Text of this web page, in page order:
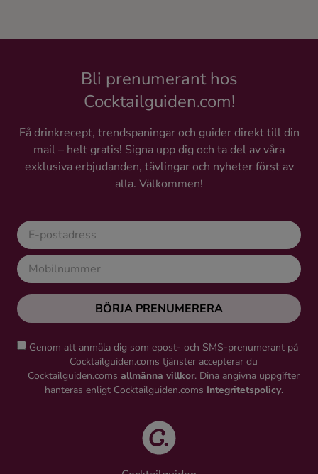
Whisky
Ingredienser
Bli prenumerant hos
Cocktailguiden.com!
Få drinkrecept, trendspaningar och guider direkt till din
mail – helt gratis! Signa upp dig och ta del av våra
exklusiva erbjudanden, tävlingar och nyheter först av
alla. Välkommen!
BÖRJA PRENUMERERA
Genom att anmäla dig som epost- och SMS-prenumerant på
Cocktailguiden.coms tjänster accepterar du
Cocktailguiden.coms allmänna villkor. Dina angivna uppgifter
hanteras enligt Cocktailguiden.coms Integritetspolicy.